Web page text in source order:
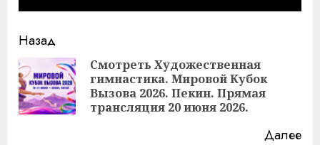
Продолжить
чтение
Назад
Смотреть Художественная
гимнастика. Мировой Кубок
Вызова 2026. Пекин. Прямая
трансляция 20 июня 2026.
Далее